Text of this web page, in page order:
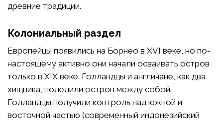
древние традиции.
Колониальный раздел
Европейцы появились на Борнео в XVI веке, но по-
настоящему активно они начали осваивать остров
только в XIX веке. Голландцы и англичане, как два
хищника, поделили остров между собой.
Голландцы получили контроль над южной и
восточной частью (современный индонезийский